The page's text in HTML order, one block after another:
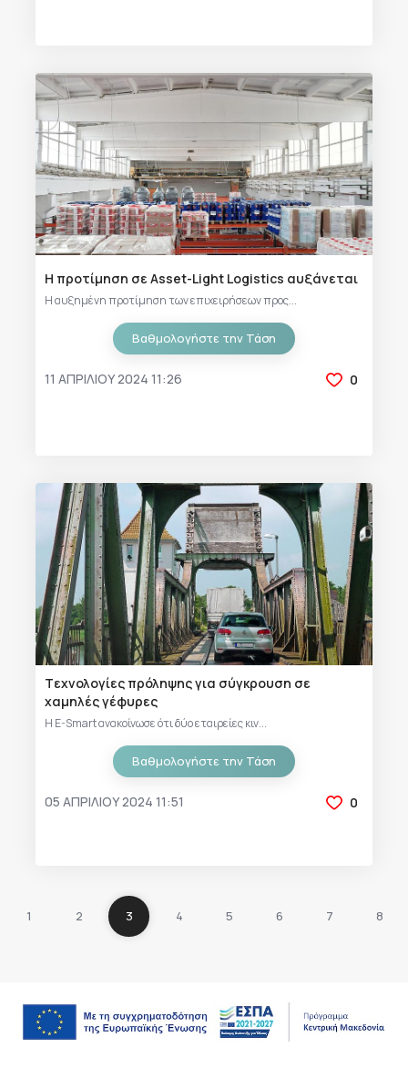
Η προτίμηση σε Asset-Light Logistics αυξάνεται
Η αυξημένη προτίμηση των επιχειρήσεων προς...
Βαθμολογήστε την Τάση
11 ΑΠΡΙΛΊΟΥ 2024 11:26 0
Tεχνολογίες πρόληψης για σύγκρουση σε
χαμηλές γέφυρες
Η E-Smart ανακοίνωσε ότι δύο εταιρείες κιν...
Βαθμολογήστε την Τάση
05 ΑΠΡΙΛΊΟΥ 2024 11:51 0
1 2 3 4 5 6 7 8